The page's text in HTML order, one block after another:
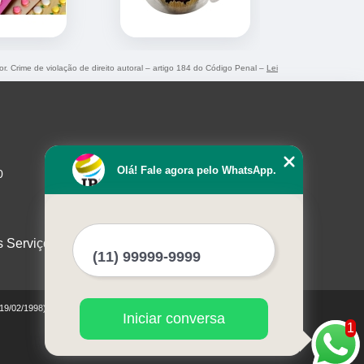
Crime de violação de direito autoral – artigo 184 do Código Penal – Lei
Serviços
02/1998)
1
Olá! Fale agora pelo WhatsApp.
Iniciar conversa